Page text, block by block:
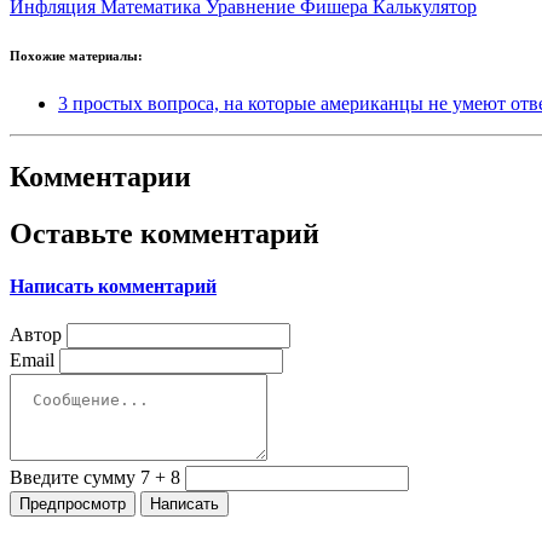
Инфляция Математика Уравнение Фишера Калькулятор
Похожие материалы:
3 простых вопроса, на которые американцы не умеют
Комментарии
Оставьте комментарий
Написать комментарий
Автор
Email
Введите сумму 7 + 8